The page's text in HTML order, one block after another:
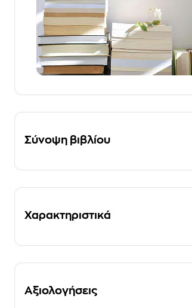
Σύνοψη βιβλίου
Χαρακτηριστικά
Αξιολογήσεις